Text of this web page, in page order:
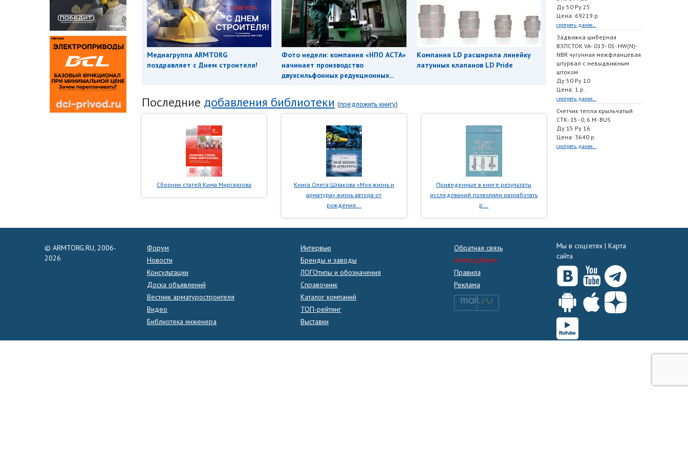
Медиагруппа ARMTORG
поздравляет с Днем строителя!
Фото недели: компания «НПО АСТА»
начинает производство
двухсильфонных редукционных...
Компания LD расширила линейку
латунных клапанов LD Pride
Последние добавления библиотеки (предложить книгу)
Сборник статей Кима Миргаязова
Книга Олега Шпакова «Моя жизнь и
арматура» жизнь автора от
рождения...
Приведенные в книге результаты
исследований позволили разработать
р...
Ду 50 Ру 25
Цена: 69219 р.
смотреть далее...
Задвижка шиберная
ВЭЛСТОК VA- 013- 01- HW(N)-
NBR чугунная межфланцевая
штурвал с невыдвижным
штоком
Ду 50 Ру 10
Цена: 1 р.
смотреть далее...
Счетчик тепла крыльчатый
СТК- 15- 0, 6 M- BUS
Ду 15 Ру 16
Цена: 3640 р.
смотреть далее...
© ARMTORG.RU, 2006-
2026
Форум
Новости
Консультации
Доска объявлений
Вестник арматуростроителя
Видео
Библиотека инженера
Интервью
Бренды и заводы
ЛОГОтипы и обозначения
Справочник
Каталог компаний
ТОП-рейтинг
Выставки
Обратная связь
Armtorg.News
Правила
Реклама
Мы в соцсетях | Карта
сайта